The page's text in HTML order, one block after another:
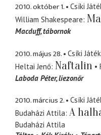
2010. október 1.
Csíki
William Shakespeare
Macduff tábornok
2010. május 28.
Csíki
Heltai Jenő Naftalin
Laboda Péter liezonőr
2010. március 2.
Csíki
Budaházi Attila A
Budaházi Attila